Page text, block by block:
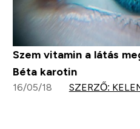
Szem vitamin a látás
Béta karotin
16/05/18 SZERZŐ: